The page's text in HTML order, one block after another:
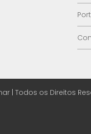
| Todos os Direitos